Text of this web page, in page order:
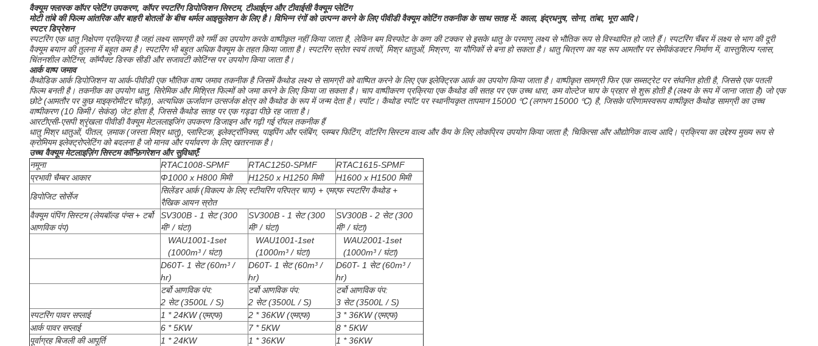
वैक्यूम फ्लास्क कॉपर प्लेटिंग उपकरण, कॉपर स्पटरिंग डिपोजिशन सिस्टम, टीआईएन और टीवाईसी वैक्यूम प्लेटिंग
मोटी तांबे की फिल्म आंतरिक और बाहरी बोतलों के बीच थर्मल आइसुलेशन के लिए है। विभिन्न रंगों को उत्पन्न करने के लिए पीवीडी वैक्यूम कोटिंग तकनीक के साथ सतह में: काला, इंद्रधनुष, सोना, तांबा, भूरा आदि।
स्पटर डिप्रेशन
स्पटरिंग एक धातु निक्षेपण प्रक्रिया है जहां लक्ष्य सामग्री को गर्मी का उपयोग करके वाष्पीकृत नहीं किया जाता है, लेकिन बम विस्फोट के कण की टक्कर से इसके धातु के परमाणु लक्ष्य से भौतिक रूप से विस्थापित हो जाते हैं। स्पटरिंग चैंबर में लक्ष्य से भाग की दूरी
वैक्यूम बयान की तुलना में बहुत कम है। स्पटरिंग भी बहुत अधिक वैक्यूम के तहत किया जाता है। स्पटरिंग स्रोत स्वयं तत्वों, मिश्र धातुओं, मिश्रण, या यौगिकों से बना हो सकता है। धातु चित्रण का यह रूप आमतौर पर सेमीकंडक्टर निर्माण में, वास्तुशिल्प ग्लास,
चिंतनशील कोटिंग्स, कॉम्पैक्ट डिस्क सीडी और सजावटी कोटिंग्स पर उपयोग किया जाता है।
आर्क वाष्प जमाव
कैथोडिक आर्क डिपोजिशन या आर्क-पीवीडी एक भौतिक वाष्प जमाव तकनीक है जिसमें कैथोड लक्ष्य से सामग्री को वाष्पित करने के लिए एक इलेक्ट्रिक आर्क का उपयोग किया जाता है। वाष्पीकृत सामग्री फिर एक सब्सट्रेट पर संघनित होती है, जिससे एक पतली
फिल्म बनती है। तकनीक का उपयोग धातु, सिरेमिक और मिश्रित फिल्मों को जमा करने के लिए किया जा सकता है। चाप वाष्पीकरण प्रक्रिया एक कैथोड की सतह पर एक उच्च धारा, कम वोल्टेज चाप के प्रहार से शुरू होती है (लक्ष्य के रूप में जाना जाता है) जो एक
छोटे (आमतौर पर कुछ माइक्रोमीटर चौड़ा), अत्यधिक ऊर्जावान उत्सर्जक क्षेत्र को कैथोड के रूप में जन्म देता है। स्पॉट। कैथोड स्पॉट पर स्थानीयकृत तापमान 15000 ℃ (लगभग 15000 ℃) है, जिसके परिणामस्वरूप वाष्पीकृत कैथोड सामग्री का उच्च
वाष्पीकरण (10 किमी / सेकंड) जेट होता है, जिससे कैथोड सतह पर एक गड्ढा पीछे रह जाता है।
आरटीएसी-एसपी श्रृंखला पीवीडी वैक्यूम मेटललाइजिंग उपकरण डिजाइन और गढ़ी गई रॉयल तकनीक हैं
धातु मिश्र धातुओं, पीतल, ज़माक (जस्ता मिश्र धातु), प्लास्टिक, इलेक्ट्रॉनिक्स, पाइपिंग और प्लंबिंग, प्लम्बर फिटिंग, वॉटरिंग सिस्टम वाल्व और कैप के लिए लोकप्रिय उपयोग किया जाता है; चिकित्सा और औद्योगिक वाल्व आदि। प्रक्रिया का उद्देश्य मुख्य रूप से
क्रोमियम इलेक्ट्रोप्लेटिंग को बदलना है जो मानव और पर्यावरण के लिए खतरनाक है।
उच्च वैक्यूम मेटलाइज़िंग सिस्टम कॉन्फ़िगरेशन और सुविधाएँ:
नमूना
RTAC1008-SPMF RTAC1250-SPMF
RTAC1615-SPMF
प्रभावी चैम्बर आकार
Φ1000 x H800 मिमी H1250 x H1250 मिमी
H1600 x H1500 मिमी
डिपोजिट सोर्सेज
सिलेंडर आर्क (विकल्प के लिए स्टीयरिंग परिपत्र चाप) + एमएफ स्पटरिंग कैथोड +
रैखिक आयन स्रोत
वैक्यूम पंपिंग सिस्टम (लेयबॉल्ड पंप्स + टर्बो
आणविक पंप)
SV300B - 1 सेट (300
मी³ / घंटा)
SV300B - 1 सेट (300
मी³ / घंटा)
SV300B - 2 सेट (300
मी³ / घंटा)
WAU1001-1set
(1000m³ / घंटा)
WAU1001-1set
(1000m³ / घंटा)
WAU2001-1set
(1000m³ / घंटा)
D60T- 1 सेट (60m³ /
hr)
D60T- 1 सेट (60m³ /
hr)
D60T- 1 सेट (60m³ /
hr)
टर्बो आणविक पंप:
2 सेट (3500L / S)
टर्बो आणविक पंप:
2 सेट (3500L / S)
टर्बो आणविक पंप:
3 सेट (3500L / S)
स्पटरिंग पावर सप्लाई
1 * 24KW (एमएफ) 2 * 36KW (एमएफ)
3 * 36KW (एमएफ)
आर्क पावर सप्लाई
6 * 5KW 7 * 5KW
8 * 5KW
पूर्वाग्रह बिजली की आपूर्ति
1 * 24KW 1 * 36KW
1 * 36KW